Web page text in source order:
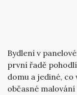
Bydlení v
první řadě
domu a jediné, co
občasné